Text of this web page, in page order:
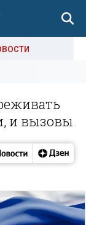
и вызовы